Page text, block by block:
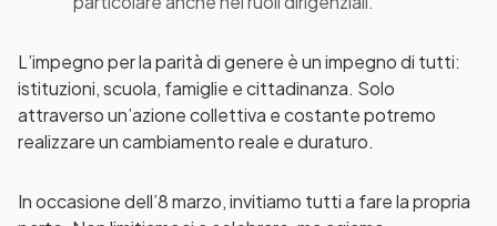
L’impegno per la parità di genere è un impegno di tutti:
istituzioni, scuola, famiglie e cittadinanza. Solo
attraverso un’azione collettiva e costante potremo
realizzare un cambiamento reale e duraturo.
In occasione dell’8 marzo, invitiamo tutti a fare la propria